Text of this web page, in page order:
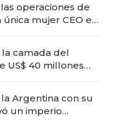
operaciones de
única mujer CEO en
camada del
US$ 40 millones
Argentina con su
un imperio